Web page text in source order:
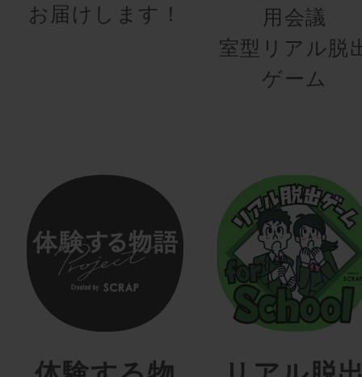
お届けします！
用会議
室型リアル脱
ゲーム